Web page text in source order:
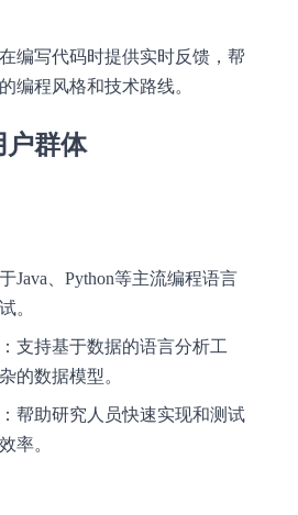
在编写代码时提供实时反馈，帮
编程风格和技术路线。
户群体
Java、Python等主流编程语言
。
：支持基于数据的语言分析工
的数据模型。
：帮助研究人员快速实现和测试
率。